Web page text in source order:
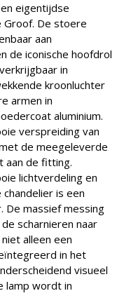
eigentijdse
Groof. De stoere
aan
de iconische hoofdrol
in
kroonluchter
armen in
aluminium.
verspreiding van
de meegeleverde
aan de fitting.
lichtverdeling en
is een
De massief messing
scharnieren naar
alleen een
in het
visueel
lamp wordt in